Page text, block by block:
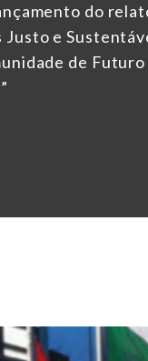
do
Justo e
de